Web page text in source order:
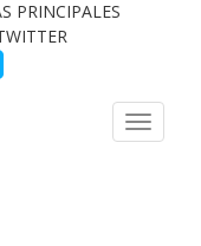
PRINCIPALES
Toggle